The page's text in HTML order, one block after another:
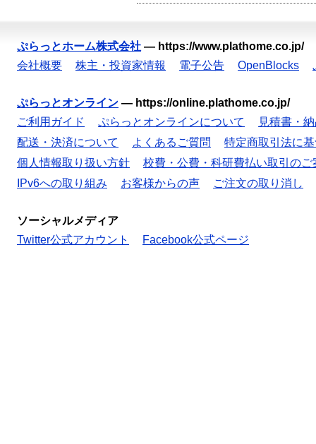
ぷらっとホーム株式会社 — https://www.plathome.co.jp/
会社概要
株主・投資家情報 電子公告 OpenBlocks
ぷらっとオンライン — https://online.plathome.co.jp/
ご利用ガイド
ぷらっとオンラインについて
見積書・
配送・決済について
よくあるご質問
特定商取引法に
個人情報取り扱い方針
校費・公費・科研費払い取引のご
IPv6への取り組み
お客様からの声 ご注文の取り消し
ソーシャルメディア
Twitter公式アカウント
Facebook公式ページ